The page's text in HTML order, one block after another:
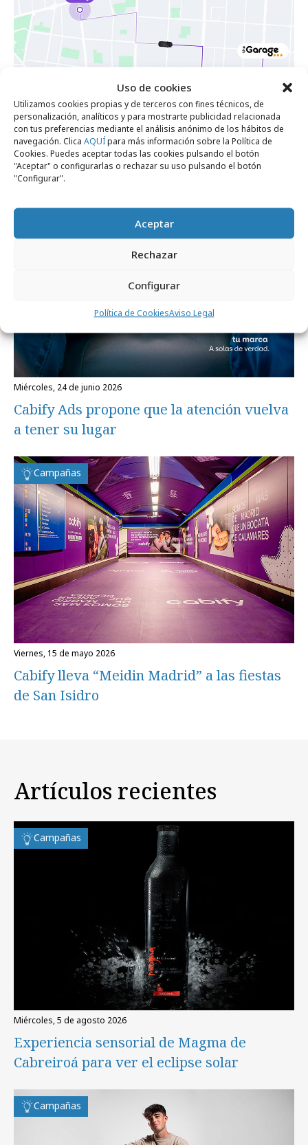
Uso de cookies
Utilizamos cookies propias y de terceros con fines técnicos, de
personalización, analíticos y para mostrarte publicidad relacionada
con tus preferencias mediante el análisis anónimo de los hábitos de
navegación. Clica AQUÍpara más información sobre la Política de
Cookies. Puedes aceptar todas las cookies pulsando el botón
"Aceptar" o configurarlas o rechazar su uso pulsando el botón
"Configurar".
Aceptar
Rechazar
Configurar
Política de CookiesAviso Legal
miércoles, 1 de julio 2026
Cabify elige a theGarage como su nueva
agencia en España
miércoles, 24 de junio 2026
Cabify Ads propone que la atención vuelva
a tener su lugar
Campañas
viernes, 15 de mayo 2026
Cabify lleva “Meidin Madrid” a las fiestas
de San Isidro
Artículos recientes
Campañas
miércoles, 5 de agosto 2026
Experiencia sensorial de Magma de
Cabreiroá para ver el eclipse solar
Campañas